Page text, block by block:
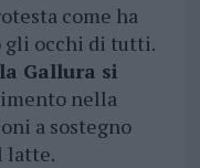
come ha
gli occhi di tutti.
Gallura si
nella
a sostegno
latte.